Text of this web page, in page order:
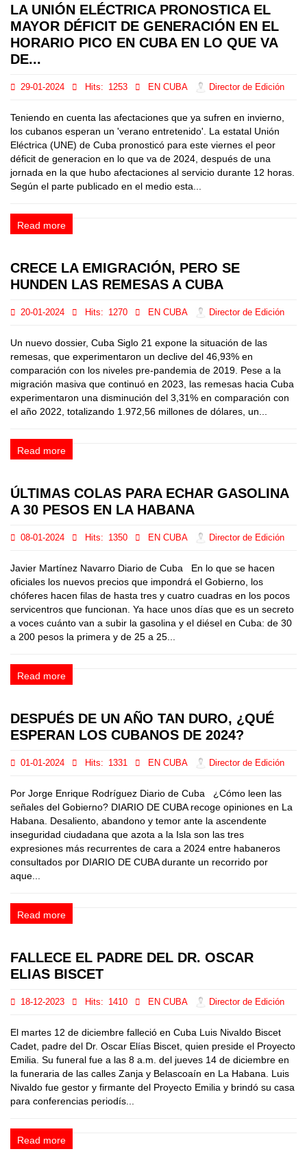
LA UNIÓN ELÉCTRICA PRONOSTICA EL
MAYOR DÉFICIT DE GENERACIÓN EN EL
HORARIO PICO EN CUBA EN LO QUE VA
DE...
29-01-2024 Hits: 1253 EN CUBA Director de Edición
Teniendo en cuenta las afectaciones que ya sufren en invierno,
los cubanos esperan un 'verano entretenido'. La estatal Unión
Eléctrica (UNE) de Cuba pronosticó para este viernes el peor
déficit de generacion en lo que va de 2024, después de una
jornada en la que hubo afectaciones al servicio durante 12 horas.
Según el parte publicado en el medio esta...
Read more
CRECE LA EMIGRACIÓN, PERO SE
HUNDEN LAS REMESAS A CUBA
20-01-2024 Hits: 1270 EN CUBA Director de Edición
Un nuevo dossier, Cuba Siglo 21 expone la situación de las
remesas, que experimentaron un declive del 46,93% en
comparación con los niveles pre-pandemia de 2019. Pese a la
migración masiva que continuó en 2023, las remesas hacia Cuba
experimentaron una disminución del 3,31% en comparación con
el año 2022, totalizando 1.972,56 millones de dólares, un...
Read more
ÚLTIMAS COLAS PARA ECHAR GASOLINA
A 30 PESOS EN LA HABANA
08-01-2024 Hits: 1350 EN CUBA Director de Edición
Javier Martínez Navarro Diario de Cuba En lo que se hacen
oficiales los nuevos precios que impondrá el Gobierno, los
chóferes hacen filas de hasta tres y cuatro cuadras en los pocos
servicentros que funcionan. Ya hace unos días que es un secreto
a voces cuánto van a subir la gasolina y el diésel en Cuba: de 30
a 200 pesos la primera y de 25 a 25...
Read more
DESPUÉS DE UN AÑO TAN DURO, ¿QUÉ
ESPERAN LOS CUBANOS DE 2024?
01-01-2024 Hits: 1331 EN CUBA Director de Edición
Por Jorge Enrique Rodríguez Diario de Cuba ¿Cómo leen las
señales del Gobierno? DIARIO DE CUBA recoge opiniones en La
Habana. Desaliento, abandono y temor ante la ascendente
inseguridad ciudadana que azota a la Isla son las tres
expresiones más recurrentes de cara a 2024 entre habaneros
consultados por DIARIO DE CUBA durante un recorrido por
aque...
Read more
FALLECE EL PADRE DEL DR. OSCAR
ELIAS BISCET
18-12-2023 Hits: 1410 EN CUBA Director de Edición
El martes 12 de diciembre falleció en Cuba Luis Nivaldo Biscet
Cadet, padre del Dr. Oscar Elías Biscet, quien preside el Proyecto
Emilia. Su funeral fue a las 8 a.m. del jueves 14 de diciembre en
la funeraria de las calles Zanja y Belascoaín en La Habana. Luis
Nivaldo fue gestor y firmante del Proyecto Emilia y brindó su casa
para conferencias periodís...
Read more